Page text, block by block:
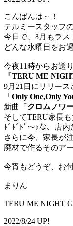
こんばんは～！
テルミースタッフ
今日で、8月もラス
どんな水曜日をお
今夜11時からお送
『TERU ME
9月21日にリリース
「 Only One,Only
新曲「 クロムノワ
そしてTERU家長
ﾄﾞﾄﾞﾄﾞ～♪な、店
さらに今、家長が
廃材で作るそのア
今宵もどうぞ、お
まりん
TERU ME NIGHT
2022/8/24 UP!